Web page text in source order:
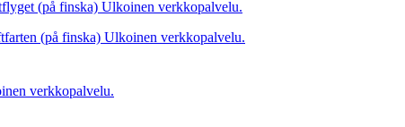
(på finska) Ulkoinen verkkopalvelu.
(på finska) Ulkoinen verkkopalvelu.
verkkopalvelu.